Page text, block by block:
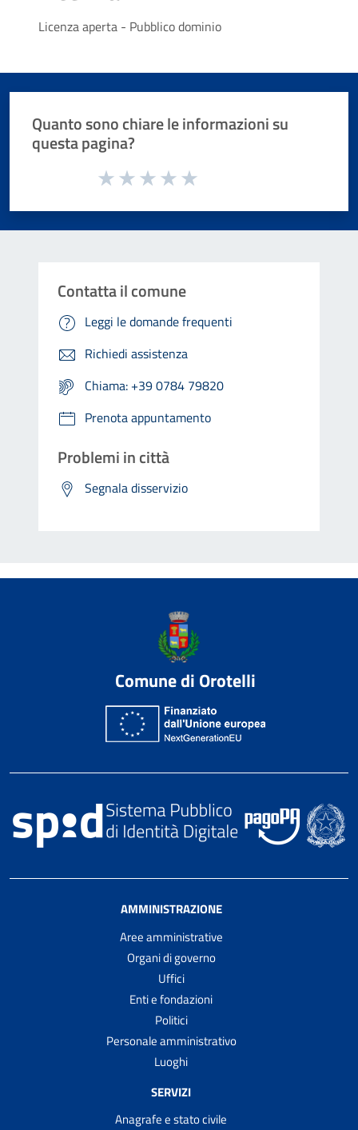
Licenza aperta - Pubblico dominio
Quanto sono chiare le informazioni su
questa pagina?
Valuta da 1 a 5 stelle la pagina
Contatta il comune
Leggi le domande frequenti
Richiedi assistenza
Chiama: +39 0784 79820
Prenota appuntamento
Problemi in città
Segnala disservizio
Comune di Orotelli
AMMINISTRAZIONE
Aree amministrative
Organi di governo
Uffici
Enti e fondazioni
Politici
Personale amministrativo
Luoghi
SERVIZI
Anagrafe e stato civile